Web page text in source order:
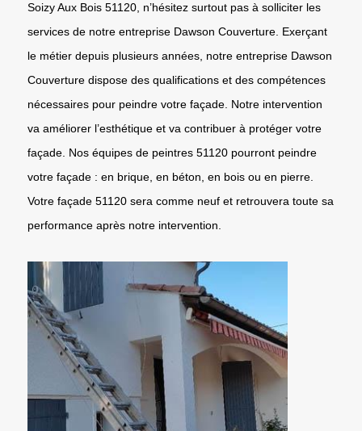
Soizy Aux Bois 51120, n’hésitez surtout pas à solliciter les
services de notre entreprise Dawson Couverture. Exerçant
le métier depuis plusieurs années, notre entreprise Dawson
Couverture dispose des qualifications et des compétences
nécessaires pour peindre votre façade. Notre intervention
va améliorer l’esthétique et va contribuer à protéger votre
façade. Nos équipes de peintres 51120 pourront peindre
votre façade : en brique, en béton, en bois ou en pierre.
Votre façade 51120 sera comme neuf et retrouvera toute sa
performance après notre intervention.